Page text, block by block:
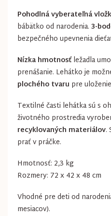
Pohodlná vyberateľná
bábätko od narodenia. 3-
bezpečného upevnenia
Nízka hmotnosť ležadla
prenášanie. Lehátko je
plochého tvaru pre
Textilné časti lehátka sú s
životného prostredia
recyklovaných materiálov.
prať v práčke.
Hmotnosť: 2,3 kg
Rozmery: 72 x 42 x 48 cm
Vhodné pre deti od
mesiacov).